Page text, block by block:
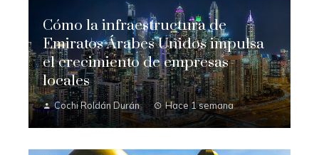
Cómo la infraestructura de
Emiratos Árabes Unidos impulsa
el crecimiento de empresas
locales
Cochi Roldán Durán Hace 1 semana